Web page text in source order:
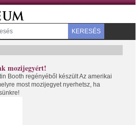
KERESÉS
mozijegyért!
Booth regényéből készült Az amerikai
most mozijegyet nyerhetsz, ha